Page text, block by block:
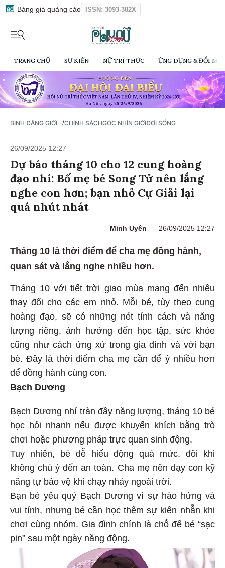
Bảng giá quảng cáo ISSN: 3093-382X
TRANG CHỦ SỰ KIỆN NỮ TRÍ THỨC ỨNG DỤNG & ĐỔI
BÌNH ĐẲNG GIỚI /CHÍNH SÁCHGÓC NHÌN GIỚIĐỜI SỐNG
26/09/2025 12:27
Dự báo tháng 10 cho 12 cung hoàng
đạo nhí: Bố mẹ bé Song Tử nên lắng
nghe con hơn; bạn nhỏ Cự Giải lại
quá nhút nhát
Minh Uyên 26/09/2025 12:27
Tháng 10 là thời điểm để cha mẹ đồng hành,
quan sát và lắng nghe nhiều hơn.
Tháng 10 với tiết trời giao mùa mang đến nhiều
thay đổi cho các em nhỏ. Mỗi bé, tùy theo cung
hoàng đạo, sẽ có những nét tính cách và năng
lượng riêng, ảnh hưởng đến học tập, sức khỏe
cũng như cách ứng xử trong gia đình và với bạn
bè. Đây là thời điểm cha mẹ cần để ý nhiều hơn
để đồng hành cùng con.
Bạch Dương
Bạch Dương nhí tràn đầy năng lượng, tháng 10 bé
học hỏi nhanh nếu được khuyến khích bằng trò
chơi hoặc phương pháp trực quan sinh động.
Tuy nhiên, bé dễ hiếu động quá mức, đôi khi
không chú ý đến an toàn. Cha mẹ nên dạy con kỹ
năng tự bảo vệ khi chạy nhảy ngoài trời.
Bạn bè yêu quý Bạch Dương vì sự hào hứng và
vui tính, nhưng bé cần học thêm sự kiên nhẫn khi
chơi cùng nhóm. Gia đình chính là chỗ để bé “sạc
pin” sau một ngày năng động.